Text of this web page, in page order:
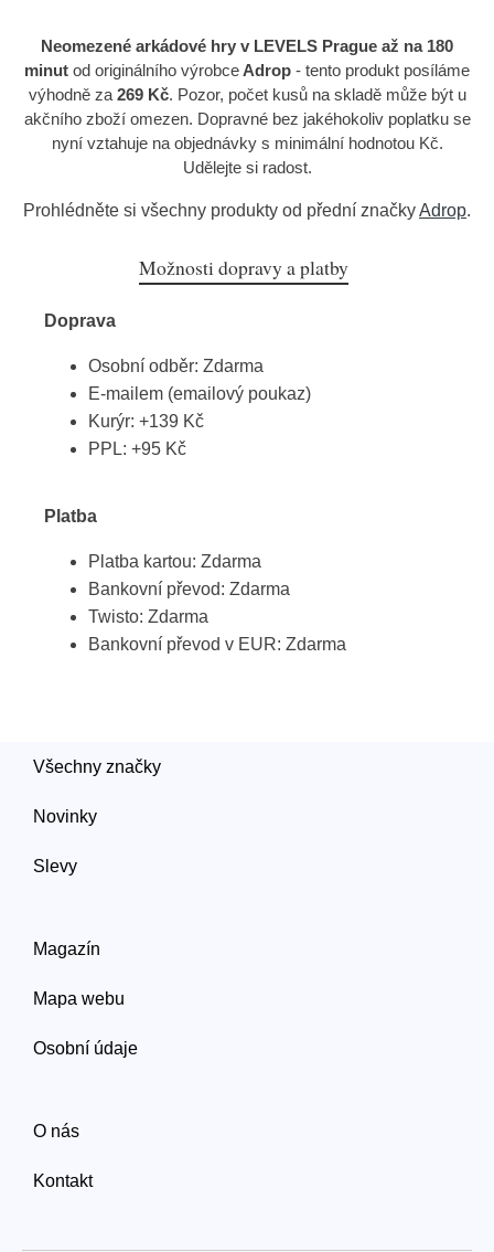
Neomezené arkádové hry v LEVELS Prague až na 180
minut od originálního výrobce Adrop - tento produkt posíláme
výhodně za 269 Kč. Pozor, počet kusů na skladě může být u
akčního zboží omezen. Dopravné bez jakéhokoliv poplatku se
nyní vztahuje na objednávky s minimální hodnotou Kč.
Udělejte si radost.
Prohlédněte si všechny produkty od přední značkyAdrop.
Možnosti dopravy a platby
Doprava
Osobní odběr: Zdarma
E-mailem (emailový poukaz)
Kurýr: +139 Kč
PPL: +95 Kč
Platba
Platba kartou: Zdarma
Bankovní převod: Zdarma
Twisto: Zdarma
Bankovní převod v EUR: Zdarma
Všechny značky
Novinky
Slevy
Magazín
Mapa webu
Osobní údaje
O nás
Kontakt